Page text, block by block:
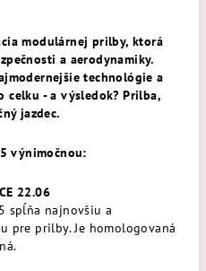
modulárnej prilby, ktorá
a aerodynamiky.
technológie a
celku - a výsledok? Prilba,
jazdec.
výnimočnou:
22.06
spĺňa najnovšiu a
pre prilby. Je homologovaná